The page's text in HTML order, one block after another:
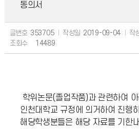
동의서
글번호 353705 작성일 2019-09-04 작
조회수
14489
학위논문(졸업작품)과 관련하여 아
인천대학교 규정에 의거하여 진행
해당학생분들은 해당 자료를 기한